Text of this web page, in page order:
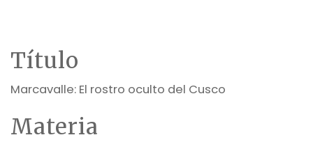
Título
Marcavalle: El rostro oculto del Cusco
Materia